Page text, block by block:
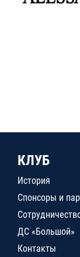
КЛУБ
История
Спонсоры и
ДС «Большой»
Контакты